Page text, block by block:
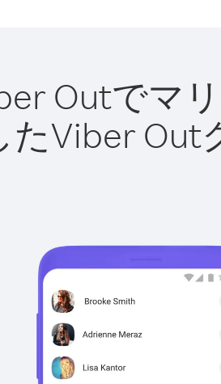
Outでマ
たViber Out